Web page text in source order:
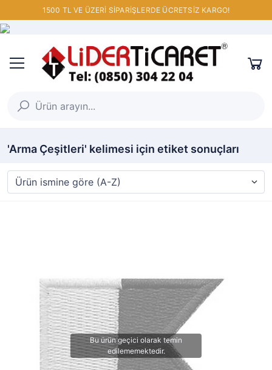
1500 TL VE ÜZERİ SİPARİŞLERDE ÜCRETSİZ KARGO!
'Arma Çeşitleri' kelimesi için etiket sonuçları